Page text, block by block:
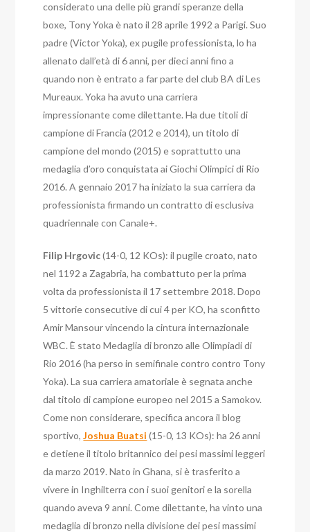
considerato una delle più grandi speranze della
boxe, Tony Yoka è nato il 28 aprile 1992 a Parigi. Suo
padre (Victor Yoka), ex pugile professionista, lo ha
allenato dall’età di 6 anni, per dieci anni fino a
quando non è entrato a far parte del club BA di Les
Mureaux. Yoka ha avuto una carriera
impressionante come dilettante.Ha due titoli di
campione di Francia (2012 e 2014), un titolo di
campione del mondo (2015) e soprattutto una
medaglia d’oro conquistata ai Giochi Olimpici di Rio
2016. A gennaio 2017 ha iniziato la sua carriera da
professionista firmando un contratto di esclusiva
quadriennale con Canale+.
Filip Hrgovic(14-0, 12 KOs): il pugile croato, nato
nel 1192 a Zagabria, ha combattuto per la prima
volta da professionista il 17 settembre 2018. Dopo
5 vittorie consecutive di cui 4 per KO, ha sconfitto
Amir Mansour vincendo la cintura internazionale
WBC. È stato Medaglia di bronzo alle Olimpiadi di
Rio 2016 (ha perso in semifinale contro contro Tony
Yoka). La sua carriera amatoriale è segnata anche
dal titolo di campione europeo nel 2015 a Samokov.
Come non considerare, specifica ancorail blog
sportivo,Joshua Buatsi (15-0, 13 KOs): ha 26 anni
e detiene il titolo britannico dei pesi massimi leggeri
da marzo 2019. Nato in Ghana, si è trasferito a
vivere in Inghilterra con i suoi genitori e la sorella
quando aveva 9 anni. Come dilettante, ha vinto una
medaglia di bronzo nella divisione dei pesi massimi